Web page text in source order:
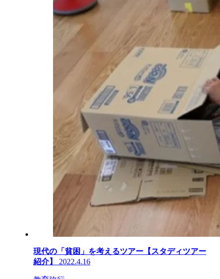
現代の「貧困」を考えるツアー【スタディツアー
紹介】
2022.4.16